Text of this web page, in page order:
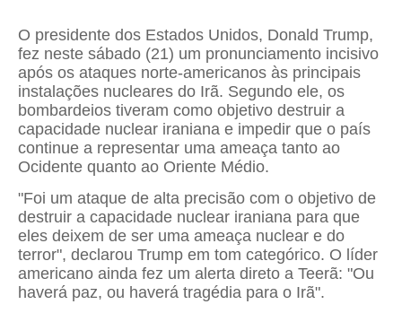
O presidente dos Estados Unidos, Donald Trump,
fez neste sábado (21) um pronunciamento incisivo
após os ataques norte-americanos às principais
instalações nucleares do Irã. Segundo ele, os
bombardeios tiveram como objetivo destruir a
capacidade nuclear iraniana e impedir que o país
continue a representar uma ameaça tanto ao
Ocidente quanto ao Oriente Médio.
"Foi um ataque de alta precisão com o objetivo de
destruir a capacidade nuclear iraniana para que
eles deixem de ser uma ameaça nuclear e do
terror", declarou Trump em tom categórico. O líder
americano ainda fez um alerta direto a Teerã: "Ou
haverá paz, ou haverá tragédia para o Irã".